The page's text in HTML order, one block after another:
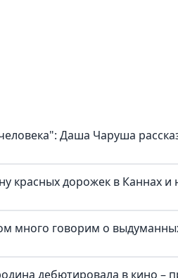
Даша Чаруша
красных дорожек в Каннах
много говорим о
дебютировала в кино